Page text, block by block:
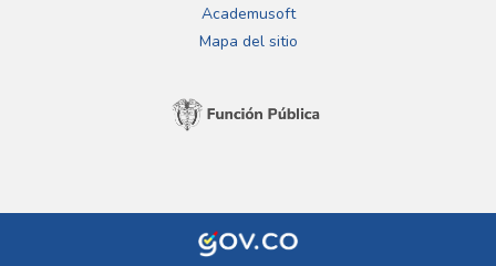
Academusoft
Mapa del sitio